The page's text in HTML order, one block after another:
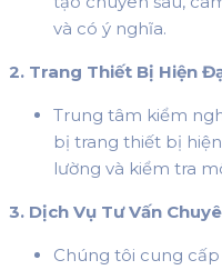
và có ý nghĩa.
2. Trang Thiết Bị Hiện
Trung tâm kiểm
bị trang thiết bị
lường và kiểm tra
3. Dịch Vụ Tư Vấn
Chúng tôi cung